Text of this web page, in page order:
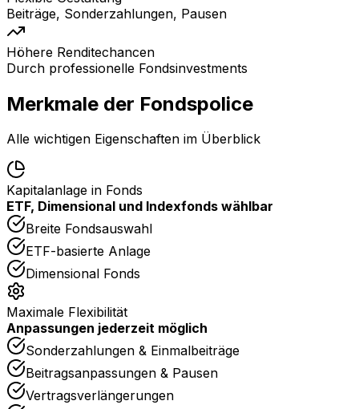
Beiträge, Sonderzahlungen, Pausen
Höhere Renditechancen
Durch professionelle Fondsinvestments
Merkmale der Fondspolice
Alle wichtigen Eigenschaften im Überblick
Kapitalanlage in Fonds
ETF, Dimensional und Indexfonds wählbar
Breite Fondsauswahl
ETF-basierte Anlage
Dimensional Fonds
Maximale Flexibilität
Anpassungen jederzeit möglich
Sonderzahlungen & Einmalbeiträge
Beitragsanpassungen & Pausen
Vertragsverlängerungen